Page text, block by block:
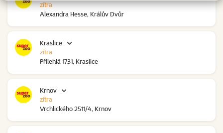
Alexandra Hesse, Králův Dvůr
zítra
Kraslice
Přilehlá 1731, Kraslice
zítra
Krnov
Vrchlického 2511/4, Krnov
zítra